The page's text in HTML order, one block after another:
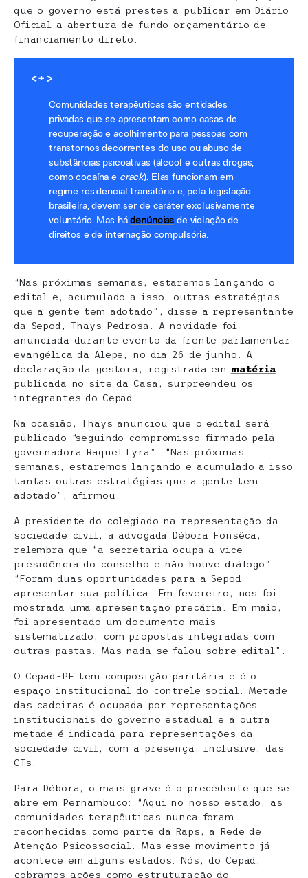
que o governo está prestes a publicar em Diário
Oficial a abertura de fundo orçamentário de
financiamento direto.
<+>
Comunidades terapêuticas são entidades
privadas que se apresentam como casas de
recuperação e acolhimento para pessoas com
transtornos decorrentes do uso ou abuso de
substâncias psicoativas (álcool e outras drogas,
como cocaína e crack). Elas funcionam em
regime residencial transitório e, pela legislação
brasileira, devem ser de caráter exclusivamente
voluntário. Mas hádenúncias de violação de
direitos e de internação compulsória.
“Nas próximas semanas, estaremos lançando o
edital e, acumulado a isso, outras estratégias
que a gente tem adotado”, disse a representante
da Sepod, Thays Pedrosa. A novidade foi
anunciada durante evento da frente parlamentar
evangélica da Alepe, no dia 26 de junho. A
declaração da gestora, registrada em matéria
publicada no site da Casa, surpreendeu os
integrantes do Cepad.
Na ocasião, Thays anunciou que o edital será
publicado “seguindo compromisso firmado pela
governadora Raquel Lyra”. “Nas próximas
semanas, estaremos lançando e acumulado a isso
tantas outras estratégias que a gente tem
adotado”, afirmou.
A presidente do colegiado na representação da
sociedade civil, a advogada Débora Fonsêca,
relembra que “a secretaria ocupa a vice-
presidência do conselho e não houve diálogo”.
“Foram duas oportunidades para a Sepod
apresentar sua política. Em fevereiro, nos foi
mostrada uma apresentação precária. Em maio,
foi apresentado um documento mais
sistematizado, com propostas integradas com
outras pastas. Mas nada se falou sobre edital”.
O Cepad-PE tem composição paritária e é o
espaço institucional do contrele social. Metade
das cadeiras é ocupada por representações
institucionais do governo estadual e a outra
metade é indicada para representações da
sociedade civil, com a presença, inclusive, das
CTs.
Para Débora, o mais grave é o precedente que se
abre em Pernambuco: “Aqui no nosso estado, as
comunidades terapêuticas nunca foram
reconhecidas como parte da Raps, a Rede de
Atenção Psicossocial. Mas esse movimento já
acontece em alguns estados. Nós, do Cepad,
cobramos ações como estruturação do